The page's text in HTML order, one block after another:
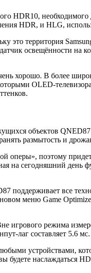
HDR10,
HDR, и HLG,
территория
освещённости на
хорошо. В более
OLED-
объектов
размытость и
оперы», поэтому
сегодняшний день
поддерживает все
меню Game
игрового режима
лаг составляет 5.6 мс.
устройствами,
наслаждаться